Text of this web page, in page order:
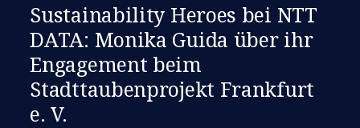
Sustainability Heroes bei NTT
DATA: Monika Guida über ihr
Engagement beim
Stadttaubenprojekt Frankfurt
e. V.